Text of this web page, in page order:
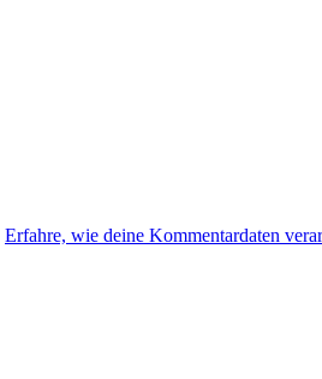
Erfahre, wie deine Kommentardaten